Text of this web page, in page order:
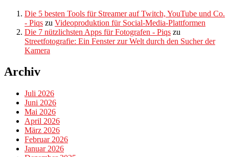
Die 5 besten Tools für Streamer auf Twitch, YouTube und Co.
- Piqs zu Videoproduktion für Social-Media-Plattformen
Die 7 nützlichsten Apps für Fotografen - Piqs zu
Streetfotografie: Ein Fenster zur Welt durch den Sucher der
Kamera
Archiv
Juli 2026
Juni 2026
Mai 2026
April 2026
März 2026
Februar 2026
Januar 2026